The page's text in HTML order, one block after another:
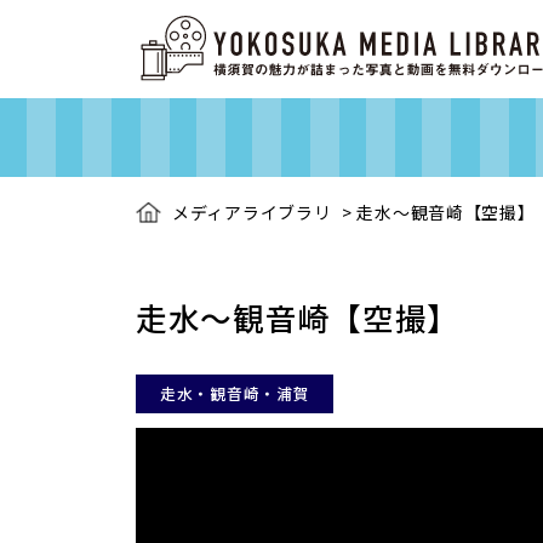
メディアライブラリ >走水～観音崎【空撮】
走水～観音崎【空撮】
走水・観音崎・浦賀